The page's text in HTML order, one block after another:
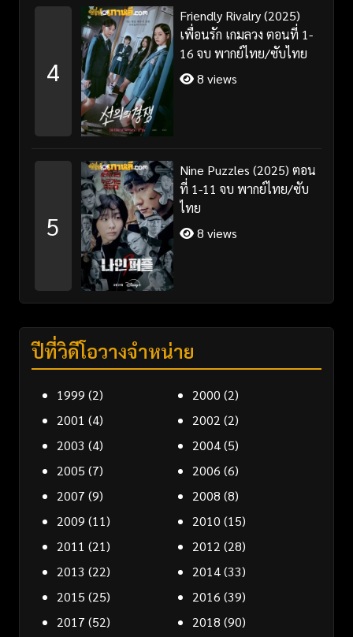
4
Friendly Rivalry (2025)
เพื่อนรัก เกมลวง ตอนที่ 1-
16 จบ พากย์ไทย/ซับไทย
8 views
5
Nine Puzzles (2025) ตอน
ที่ 1-11 จบ พากย์ไทย/ซับ
ไทย
8 views
ปีที่วิดีโอวางจำหน่าย
1999 (2) 2000 (2)
2001 (4) 2002 (2)
2003 (4) 2004(5)
2005 (7) 2006 (6)
2007 (9) 2008 (8)
2009 (11) 2010 (15)
2011 (21) 2012 (28)
2013 (22) 2014(33)
2015 (25) 2016 (39)
2017 (52) 2018 (90)